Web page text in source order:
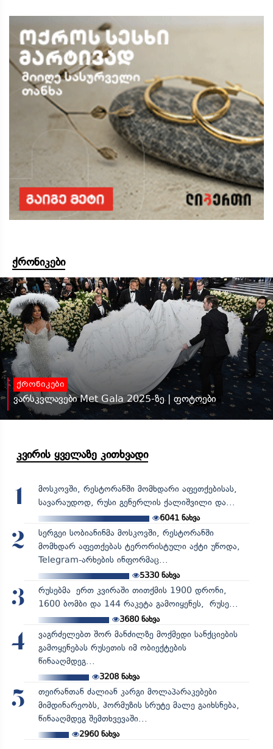
ქრონიკები
ქრონიკები
ვარსკვლავები Met Gala 2025-ზე | ფოტოები
კვირის ყველაზე კითხვადი
1
მოსკოვში, რესტორანში მომხდარი აფეთქებისას,
სავარაუდოდ, რუსი გენერლის ქალიშვილი და...
6041 ნახვა
2
სერგეი სობიანინმა მოსკოვში, რესტორანში
მომხდარ აფეთქებას ტერორისტული აქტი უწოდა,
Telegram-არხების ინფორმაც...
5330ნახვა
3
რუსებმა ერთ კვირაში თითქმის 1900 დრონი,
1600 ბომბი და 144 რაკეტა გამოიყენეს, რუსე...
3680ნახვა
4
ვაგრძელებთ შორ მანძილზე მოქმედი სანქციების
გამოყენებას რუსეთის იმ ობიექტების
წინააღმდეგ...
3208ნახვა
5
თეირანთან ძალიან კარგი მოლაპარაკებები
მიმდინარეობს, ჰორმუზის სრუტე მალე გაიხსნება,
წინააღმდეგ შემთხვევაში...
2960ნახვა